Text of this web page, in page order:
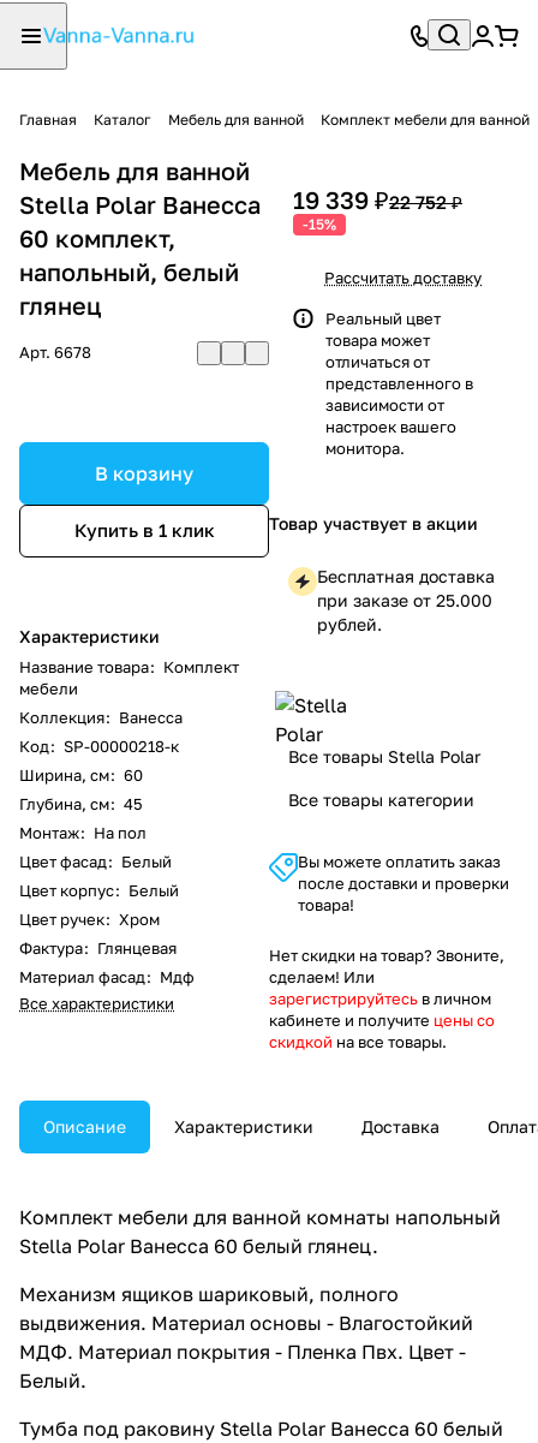
Главная Каталог Мебель для ванной Комплект мебели для ванной
Мебель для ванной
Stella Polar Ванесса
60 комплект,
напольный, белый
глянец
Арт. 6678
В корзину
Купить в 1 клик
Характеристики
Название товара: Комплект
мебели
Коллекция: Ванесса
Код: SP-00000218-к
Ширина, см: 60
Глубина, см: 45
Монтаж: На пол
Цвет фасад: Белый
Цвет корпус: Белый
Цвет ручек: Хром
Фактура: Глянцевая
Материал фасад: Мдф
Все характеристики
19 339 ₽22 752 ₽
-15%
Рассчитать доставку
Реальный цвет
товара может
отличаться от
представленного в
зависимости от
настроек вашего
монитора.
Товар участвует в акции
Бесплатная доставка
при заказе от 25.000
рублей.
Все товары Stella Polar
Все товары категории
Вы можете оплатить заказ
после доставки и проверки
товара!
Нет скидки на товар? Звоните,
сделаем! Или
зарегистрируйтесь в личном
кабинете и получите цены со
скидкой на все товары.
Описание Характеристики Доставка
Комплект мебели для ванной комнаты напольный
Stella Polar Ванесса 60 белый глянец.
Механизм ящиков шариковый, полного
выдвижения. Материал основы - Влагостойкий
МДФ. Материал покрытия - Пленка Пвх. Цвет -
Белый.
Тумба под раковину Stella Polar Ванесса 60 белый